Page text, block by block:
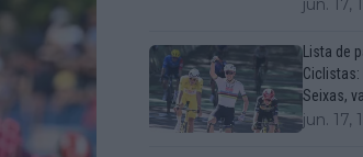
jun. 17,
Lista de
Ciclistas:
Seixas,
jun. 17,